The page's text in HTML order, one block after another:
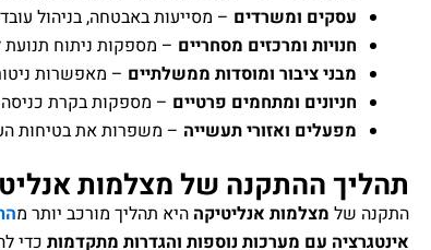
עסקים ומשרדים – מסייעות באבטחה, בניהול
חנויות ומרכזים מסחריים – מספקות ניתוח תנועת
מבני ציבור ומוסדות ממשלתיים – מאפשרות
חניונים ומתחמים פרטיים – מספקות בקרת כניסה
מפעלים ואזורי תעשייה – משפרות את בטיחות
תהליך ההתקנה של מצלמות
התקנה של מצלמות אנליטיקה היא תהליך מורכב יותר מ
אינטגרציה עם מערכות נוספות והגדרות מתקדמות כדי